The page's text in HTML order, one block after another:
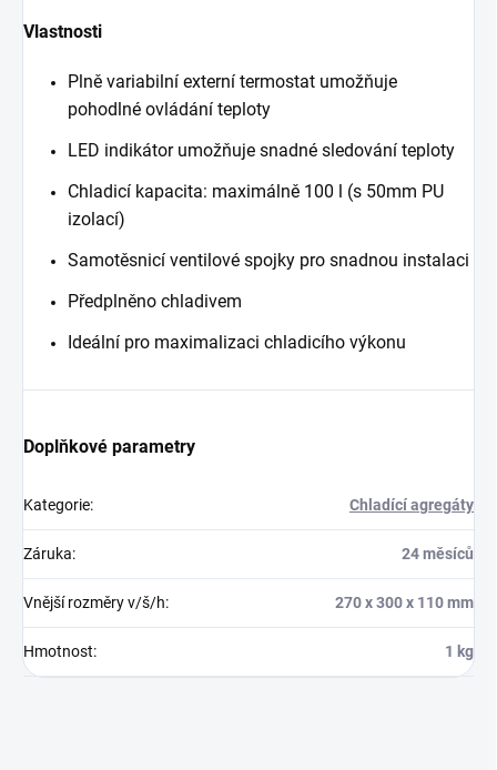
Vlastnosti
Plně variabilní externí termostat umožňuje
pohodlné ovládání teploty
LED indikátor umožňuje snadné sledování teploty
Chladicí kapacita: maximálně 100 l (s 50mm PU
izolací)
Samotěsnicí ventilové spojky pro snadnou instalaci
Předplněno chladivem
Ideální pro maximalizaci chladicího výkonu
Doplňkové parametry
Kategorie: Chladící agregáty
Záruka: 24 měsíců
Vnější rozměry v/š/h: 270 x 300 x 110 mm
Hmotnost: 1 kg